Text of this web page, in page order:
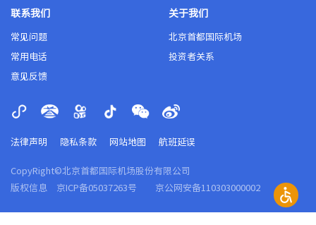
联系我们
常见问题
常用电话
意见反馈
关于我们
北京首都国际机场
投资者关系
法律声明 隐私条款 网站地图 航班延误
CopyRight©北京首都国际机场股份有限公司
版权信息
京ICP备05037263号 京公网安备110303000002